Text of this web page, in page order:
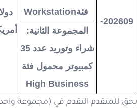
09
-2026
Workstation
المجموعة الثانية:
شراء وتوريد عدد 35
كمبيوتر محمول فئة
High Business
يحق للمتقدم التقدم في (مجموعة